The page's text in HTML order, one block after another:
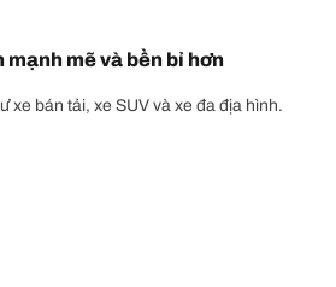
mạnh mẽ và bền bỉ hơn
xe bán tải, xe SUV và xe đa địa hình.